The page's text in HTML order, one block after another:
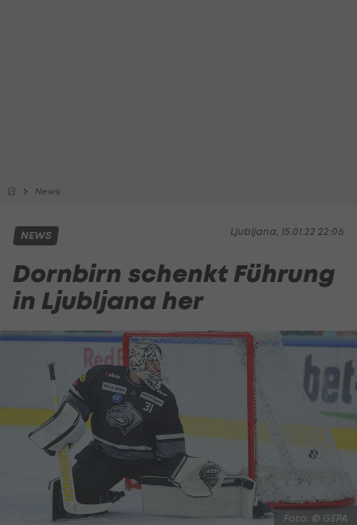
News
Ljubljana, 15.01.22 22:06
NEWS
Dornbirn schenkt Führung
in Ljubljana her
Foto: © GEPA